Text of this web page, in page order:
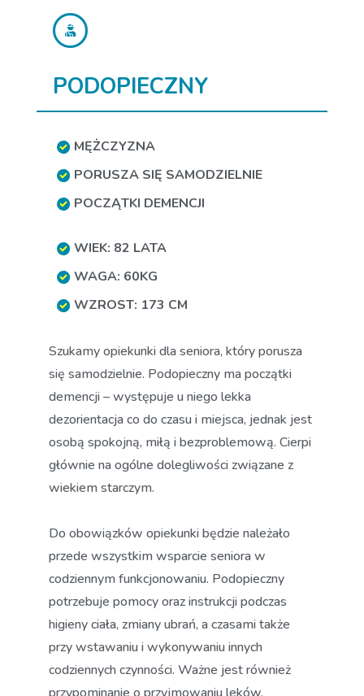
PODOPIECZNY
MĘŻCZYZNA
PORUSZA SIĘ SAMODZIELNIE
POCZĄTKI DEMENCJI
WIEK: 82 LATA
WAGA: 60KG
WZROST: 173 CM
Szukamy opiekunki dla seniora, który porusza
się samodzielnie. Podopieczny ma początki
demencji – występuje u niego lekka
dezorientacja co do czasu i miejsca, jednak jest
osobą spokojną, miłą i bezproblemową. Cierpi
głównie na ogólne dolegliwości związane z
wiekiem starczym.
Do obowiązków opiekunki będzie należało
przede wszystkim wsparcie seniora w
codziennym funkcjonowaniu. Podopieczny
potrzebuje pomocy oraz instrukcji podczas
higieny ciała, zmiany ubrań, a czasami także
przy wstawaniu i wykonywaniu innych
codziennych czynności. Ważne jest również